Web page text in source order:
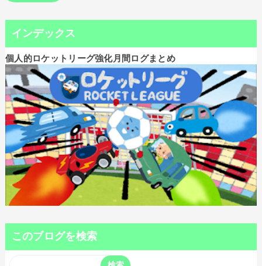
インデックス
個人的ロケットリーグ強化月間ログまとめ
このブログを検索